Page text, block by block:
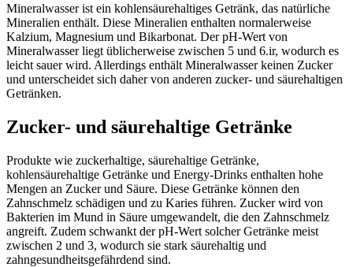
Mineralwasser ist ein kohlensäurehaltiges Getränk, das natürliche
Mineralien enthält. Diese Mineralien enthalten normalerweise
Kalzium, Magnesium und Bikarbonat. Der pH-Wert von
Mineralwasser liegt üblicherweise zwischen 5 und 6.ir, wodurch es
leicht sauer wird. Allerdings enthält Mineralwasser keinen Zucker
und unterscheidet sich daher von anderen zucker- und säurehaltigen
Getränken.
Zucker- und säurehaltige Getränke
Produkte wie zuckerhaltige, säurehaltige Getränke,
kohlensäurehaltige Getränke und Energy-Drinks enthalten hohe
Mengen an Zucker und Säure. Diese Getränke können den
Zahnschmelz schädigen und zu Karies führen. Zucker wird von
Bakterien im Mund in Säure umgewandelt, die den Zahnschmelz
angreift. Zudem schwankt der pH-Wert solcher Getränke meist
zwischen 2 und 3, wodurch sie stark säurehaltig und
zahngesundheitsgefährdend sind.